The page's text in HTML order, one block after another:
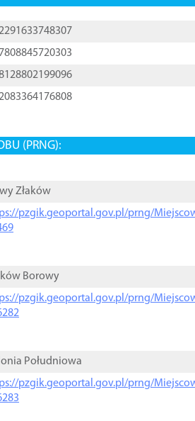
(PRNG):
Złaków
pzgik.geoportal.gov.pl/prng/
Borowy
pzgik.geoportal.gov.pl/prng/
Południowa
pzgik.geoportal.gov.pl/prng/